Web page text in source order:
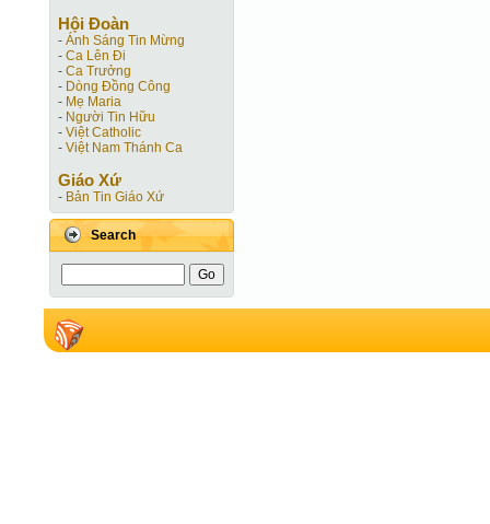
Hội Ðoàn
- Ánh Sáng Tin Mừng
- Ca Lên Đi
- Ca Trưởng
- Dòng Đồng Công
- Mẹ Maria
- Người Tin Hữu
- Việt Catholic
- Việt Nam Thánh Ca
Giáo Xứ
- Bản Tin Giáo Xứ
Search